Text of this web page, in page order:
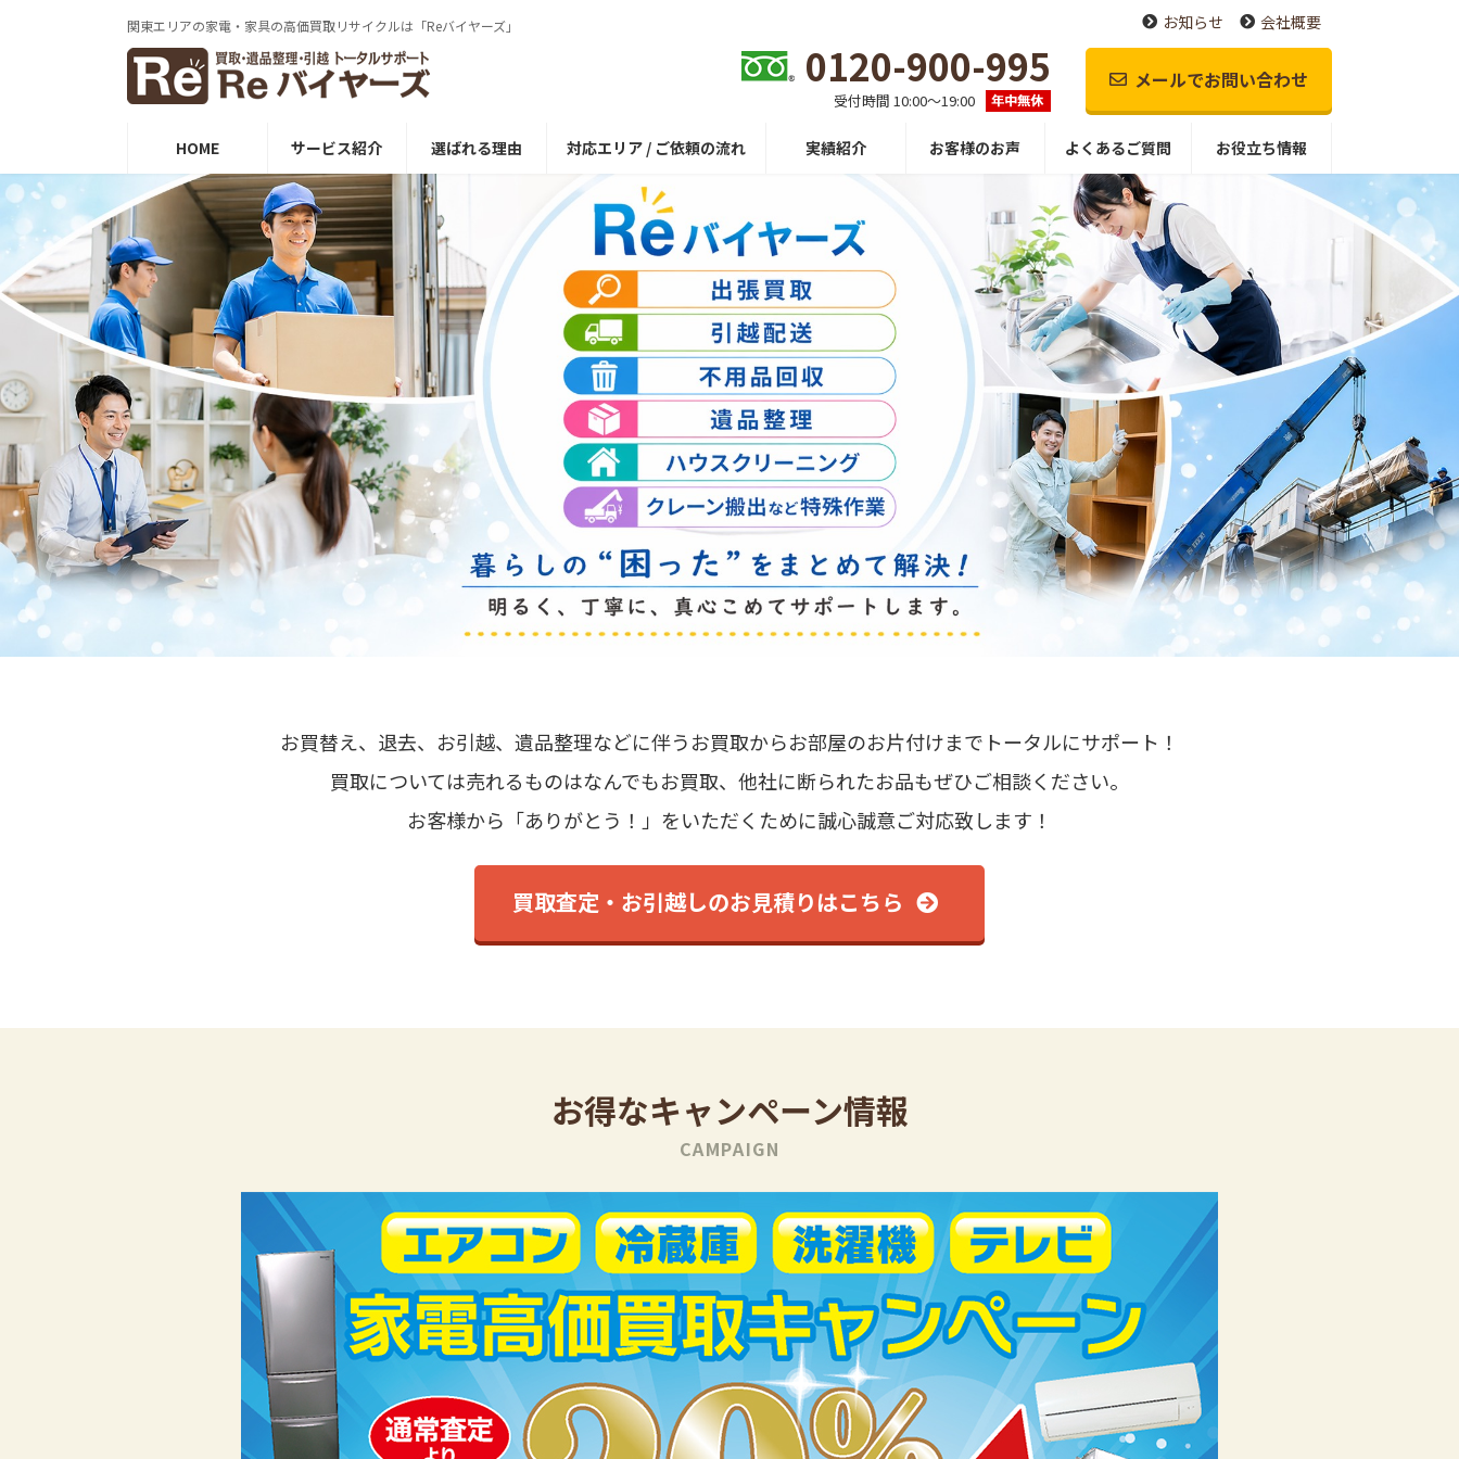
ス
キ
プ
ン
に
動
関東エリアの家電・家具の⾼価買取リサイクルは「Reバイヤーズ」 お知らせ 会社概要
0120-900-995
受付時間 10:00〜19:00
メールでお問い合わせ
HOME サービス紹介 選ばれる理由 対応エリア / ご依頼の流れ 実績紹介 お客様のお声 よくあるご質問 お役立ち情報
お買替え、 退去、 お引越、 遺品整理などに伴うお買取からお部屋のお片付けまで トータルにサポート！
買取については売れるものはなんでもお買取、 他社に断られたお品もぜひご相談ください。
お客様から「ありがとう！」をいただくために誠心誠意ご対応致します！
買取査定・お引越しのお見積りはこちら
お得なキャンペーン情報
CAMPAIGN